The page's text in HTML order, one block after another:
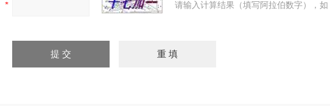
请输入计算结果（填写阿拉伯数字），